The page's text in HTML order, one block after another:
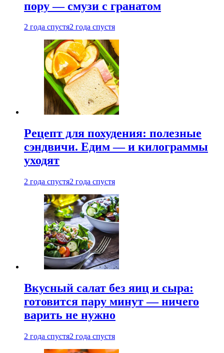
пору — смузи с гранатом
2 года спустя2 года спустя
Рецепт для похудения: полезные
сэндвичи. Едим — и килограммы
уходят
2 года спустя2 года спустя
Вкусный салат без яиц и сыра:
готовится пару минут — ничего
варить не нужно
2 года спустя2 года спустя